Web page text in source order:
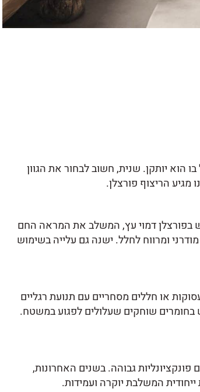
יותקן. שנית, חשוב לבחור את הגוון
הריצוף פורצלן.
בפורצלן דמוי עץ, המשלב את המראה החם
ומרווח לחלל. ישנה גם עלייה בשימוש
או חללים מסחריים עם תנועת רגליים
בחומרים שוחקים שעלולים לפגוע במשטח.
גבוהה. בשנים האחרונות,
המשלבת יוקרה ועמידות.